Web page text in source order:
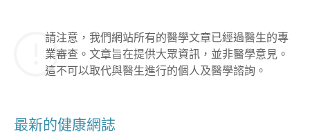
請注意，我們網站所有的醫學文章已經過醫生的專
業審查。文章旨在提供大眾資訊，並非醫學意見。
這不可以取代與醫生進行的個人及醫學諮詢。
最新的健康網誌